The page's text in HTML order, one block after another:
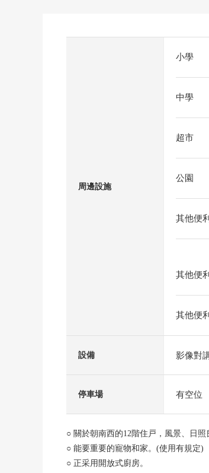
周邊設施
小學
中學
超市
公園
其他便
其他便
其他便
設備 影像對
停車場 有空位
○ 關於朝南西的12階住戸，風景、日照
○ 能要重要的寵物和家。(使用有規定)
○ 正采用開放式廚房。